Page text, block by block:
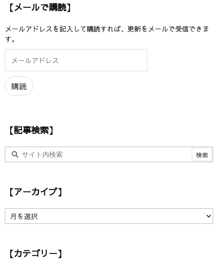
【メールで購読】
メールアドレスを記入して購読すれば、更新をメールで受信できま
す。
ル
ア
ド
購読
【記事検索】
【アーカイブ】
ア
イ【カテゴリー】